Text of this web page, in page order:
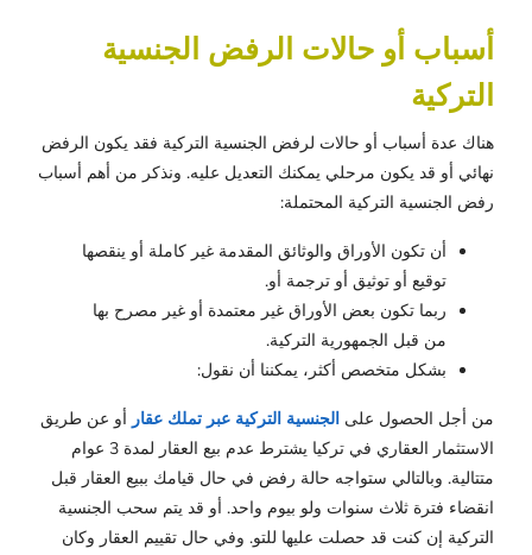
أسباب أو حالات الرفض الجنسية
التركية
هناك عدة أسباب أو حالات لرفض الجنسية التركية فقد يكون الرفض
نهائي أو قد يكون مرحلي يمكنك التعديل عليه. ونذكر من أهم أسباب
رفض الجنسية التركية المحتملة:
أن تكون الأوراق والوثائق المقدمة غير كاملة أو ينقصها
توقيع أو توثيق أو ترجمة أو.
ربما تكون بعض الأوراق غير معتمدة أو غير مصرح بها
من قبل الجمهورية التركية.
بشكل متخصص أكثر، يمكننا أن نقول:
من أجل الحصول على الجنسية التركية عبر تملك عقار أو عن طريق
الاستثمار العقاري في تركيا يشترط عدم بيع العقار لمدة 3 عوام
متتالية. وبالتالي ستواجه حالة رفض في حال قيامك ببيع العقار قبل
انقضاء فترة ثلاث سنوات ولو بيوم واحد. أو قد يتم سحب الجنسية
التركية إن كنت قد حصلت عليها للتو. وفي حال تقييم العقار وكان